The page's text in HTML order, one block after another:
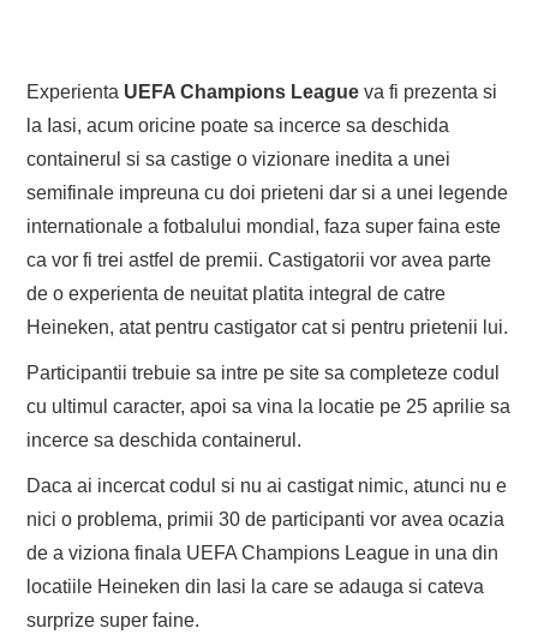
Experienta UEFA Champions League va fi prezenta si
la Iasi, acum oricine poate sa incerce sa deschida
containerul si sa castige o vizionare inedita a unei
semifinale impreuna cu doi prieteni dar si a unei legende
internationale a fotbalului mondial, faza super faina este
ca vor fi trei astfel de premii. Castigatorii vor avea parte
de o experienta de neuitat platita integral de catre
Heineken, atat pentru castigator cat si pentru prietenii lui.
Participantii trebuie sa intre pe site sa completeze codul
cu ultimul caracter, apoi sa vina la locatie pe 25 aprilie sa
incerce sa deschida containerul.
Daca ai incercat codul si nu ai castigat nimic, atunci nu e
nici o problema, primii 30 de participanti vor avea ocazia
de a viziona finala UEFA Champions League in una din
locatiile Heineken din Iasi la care se adauga si cateva
surprize super faine.